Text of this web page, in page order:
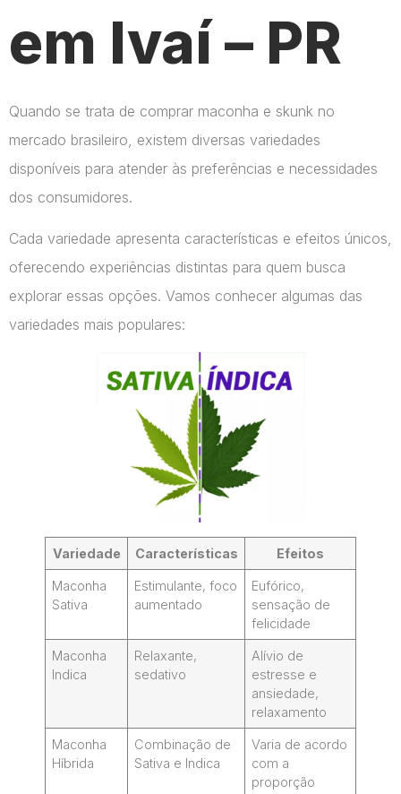
em Ivaí – PR
Quando se trata de comprar maconha e skunk no
mercado brasileiro, existem diversas variedades
disponíveis para atender às preferências e necessidades
dos consumidores.
Cada variedade apresenta características e efeitos únicos,
oferecendo experiências distintas para quem busca
explorar essas opções. Vamos conhecer algumas das
variedades mais populares:
Variedade Características Efeitos
Maconha
Sativa
Estimulante, foco
aumentado
Eufórico,
sensação de
felicidade
Maconha
Indica
Relaxante,
sedativo
Alívio de
estresse e
ansiedade,
relaxamento
Maconha
Híbrida
Combinação de
Sativa e Indica
Varia de acordo
com a
proporção